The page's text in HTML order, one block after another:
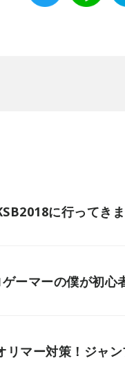
に行ってきま
ーマーの僕が初
リマー対策！ジャ